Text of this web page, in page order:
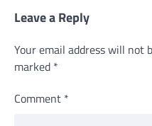
Leave a Reply
Your email address will not
marked *
Comment *